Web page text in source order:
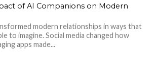
of AI Companions on Modern
modern relationships in ways that
to imagine. Social media changed how
apps made...